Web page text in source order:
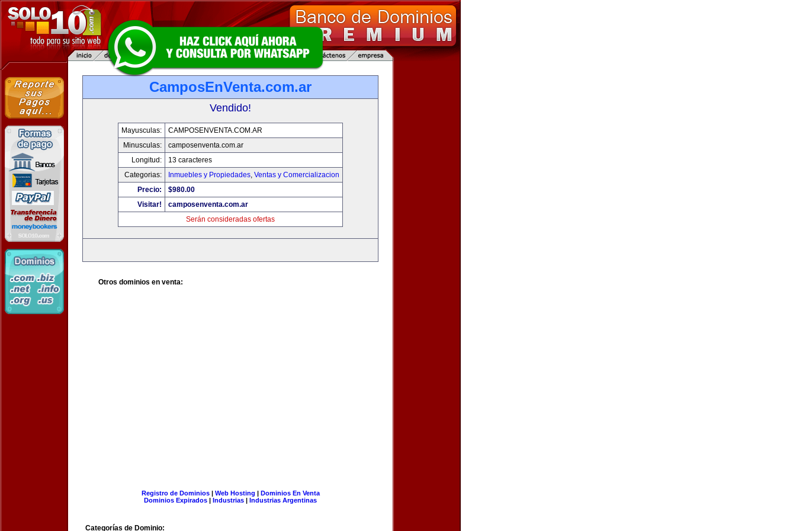
CamposEnVenta.com.ar
Vendido!
Mayusculas:
CAMPOSENVENTA.COM.AR
Minusculas:
camposenventa.com.ar
Longitud:
13 caracteres
Categorias:
Inmuebles y Propiedades, Ventas y Comercializacion
Precio:
$980.00
Visitar!
camposenventa.com.ar
Serán consideradas ofertas
Otros dominios en venta:
Registro de Dominios| Web Hosting | Dominios En Venta
Dominios Expirados | Industrias | Industrias Argentinas
Categorías de Dominio: